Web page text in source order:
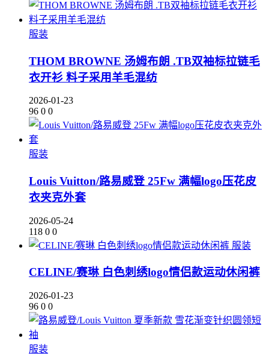
服装
THOM BROWNE 汤姆布朗 .TB双袖标拉链毛
衣开衫 料子采用羊毛混纺
2026-01-23
96 0 0
服装
Louis Vuitton/路易威登 25Fw 满幅logo压花皮
衣夹克外套
2026-05-24
118 0 0
服装
CELINE/赛琳 白色刺绣logo情侣款运动休闲裤
2026-01-23
96 0 0
服装